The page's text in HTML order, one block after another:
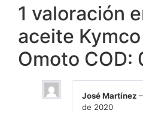
1 valoración
aceite
Omoto COD:
José Martínez –
de 2020